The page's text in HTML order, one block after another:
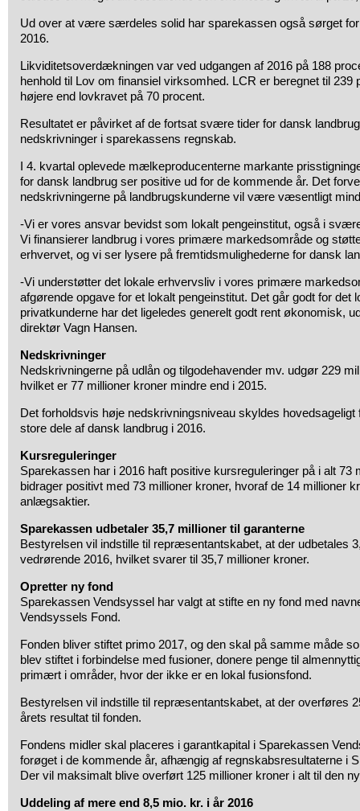
Ud over at være særdeles solid har sparekassen også sørget
2016.
Likviditetsoverdækningen var ved udgangen af 2016 på 188
henhold til Lov om finansiel virksomhed. LCR er beregnet til
højere end lovkravet på 70 procent.
Resultatet er påvirket af de fortsat svære tider for dansk
nedskrivninger i sparekassens regnskab.
I 4. kvartal oplevede mælkeproducenterne markante
for dansk landbrug ser positive ud for de kommende år. Det
nedskrivningerne på landbrugskunderne vil være væsentligt
-Vi er vores ansvar bevidst som lokalt pengeinstitut, også i
Vi finansierer landbrug i vores primære markedsområde og
erhvervet, og vi ser lysere på fremtidsmulighederne for dansk
-Vi understøtter det lokale erhvervsliv i vores primære
afgørende opgave for et lokalt pengeinstitut. Det går godt for det
privatkunderne har det ligeledes generelt godt rent økonomisk,
direktør Vagn Hansen.
Nedskrivninger
Nedskrivningerne på udlån og tilgodehavender mv. udgør 229
hvilket er 77 millioner kroner mindre end i 2015.
Det forholdsvis høje nedskrivningsniveau skyldes
store dele af dansk landbrug i 2016.
Kursreguleringer
Sparekassen har i 2016 haft positive kursreguleringer på i alt 73
bidrager positivt med 73 millioner kroner, hvoraf de 14 millioner
anlægsaktier.
Sparekassen udbetaler 35,7 millioner til garanterne
Bestyrelsen vil indstille til repræsentantskabet, at der udbetales
vedrørende 2016, hvilket svarer til 35,7 millioner kroner.
Opretter ny fond
Sparekassen Vendsyssel har valgt at stifte en ny fond med
Vendsyssels Fond.
Fonden bliver stiftet primo 2017, og den skal på samme måde
blev stiftet i forbindelse med fusioner, donere penge til
primært i områder, hvor der ikke er en lokal fusionsfond.
Bestyrelsen vil indstille til repræsentantskabet, at der overføres
årets resultat til fonden.
Fondens midler skal placeres i garantkapital i Sparekassen
forøget i de kommende år, afhængig af regnskabsresultaterne i
Der vil maksimalt blive overført 125 millioner kroner i alt til den
Uddeling af mere end 8,5 mio. kr. i år 2016